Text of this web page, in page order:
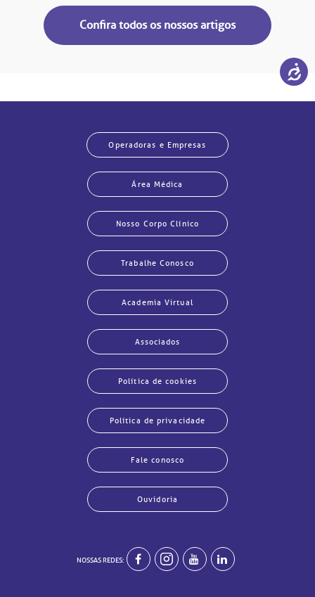
Confira todos os nossos artigos
Operadoras e Empresas
Área Médica
Nosso Corpo Clínico
Trabalhe Conosco
Academia Virtual
Associados
Política de cookies
Política de privacidade
Fale conosco
Ouvidoria
NOSSAS REDES: